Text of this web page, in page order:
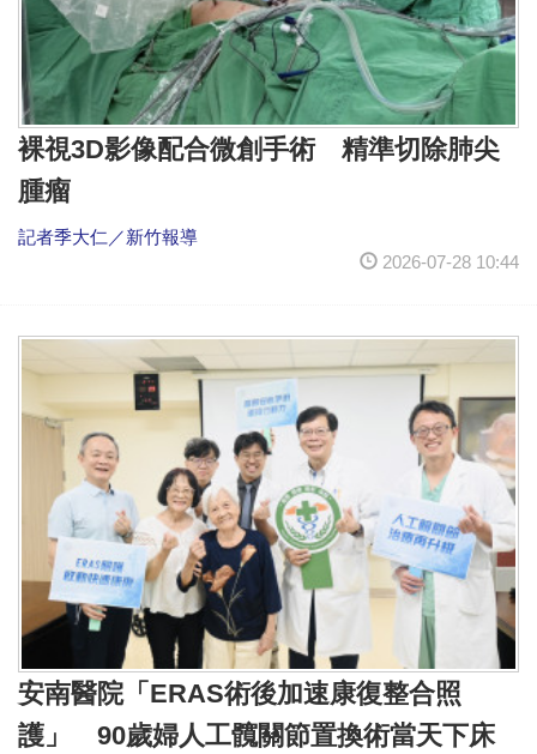
裸視3D影像配合微創手術 精準切除肺尖
腫瘤
記者季大仁／新竹報導
2026-07-28 10:44
安南醫院「ERAS術後加速康復整合照
護」 90歲婦人工髖關節置換術當天下床